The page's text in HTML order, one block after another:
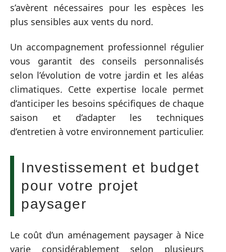
s’avèrent nécessaires pour les espèces les
plus sensibles aux vents du nord.
Un accompagnement professionnel régulier
vous garantit des conseils personnalisés
selon l’évolution de votre jardin et les aléas
climatiques. Cette expertise locale permet
d’anticiper les besoins spécifiques de chaque
saison et d’adapter les techniques
d’entretien à votre environnement particulier.
Investissement et budget
pour votre projet
paysager
Le coût d’un aménagement paysager à Nice
varie considérablement selon plusieurs